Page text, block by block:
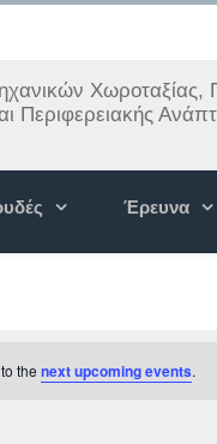
Χωροταξίας,
Περιφερειακής
Έρευνα
the next upcoming events.